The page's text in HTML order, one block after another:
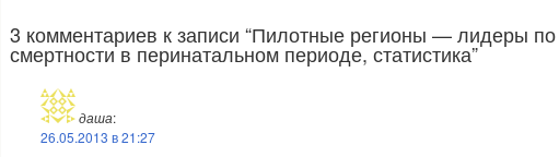
3 комментариев к записи “Пилотные регионы — лидеры по
смертности в перинатальном периоде, статистика”
даша:
26.05.2013 в 21:27